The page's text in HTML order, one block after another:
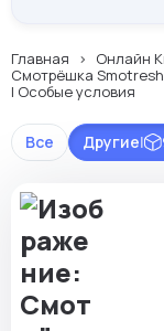
Главная Онлайн
Смотрёшка
| Особые условия
Все Другие|